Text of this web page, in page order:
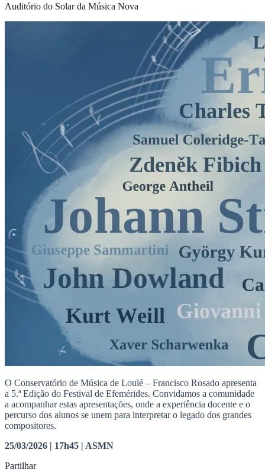
Auditório do Solar da Música Nova
O Conservatório de Música de Loulé – Francisco Rosado apresenta
a 5.ª Edição do Festival de Efemérides. Convidamos a comunidade
a acompanhar estas apresentações, onde a experiência docente e o
percurso dos alunos se unem para interpretar o legado dos grandes
compositores.
25/03/2026 | 17h45 | ASMN
Partilhar